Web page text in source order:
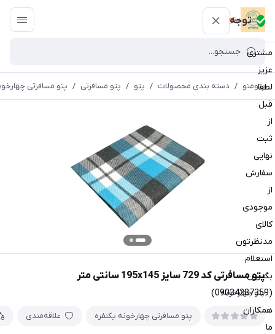
توجه
مشتری
عزیز
لطفا
قبل
از
ثبت
نهایی
سفارش
از
موجودی
کالای
مدنظرتون
استعلام
بگیرین
(09034287359)
همکاران
ما
پتومتو
پتومتو / دسته بندی محصولات / پتو / پتو مسافرتی / پتو مسافرتی
پتو مسافرتی کد 729 سایز 195x145 سانتی متر
پتو چهارخونه
پتو مسافرتی چهارخونه یکنفره علاقه‌مندی